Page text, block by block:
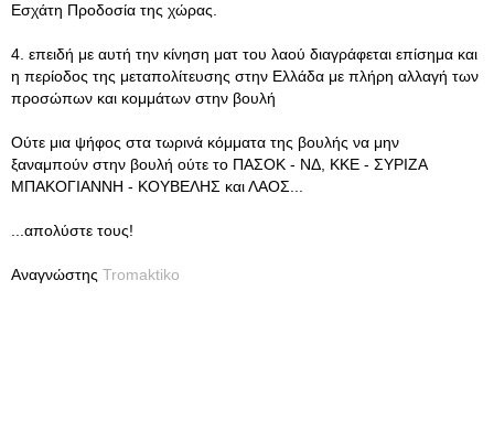
Εσχάτη Προδοσία της χώρας.
4. επειδή με αυτή την κίνηση ματ του λαού διαγράφεται επίσημα και
η περίοδος της μεταπολίτευσης στην Ελλάδα με πλήρη αλλαγή των
προσώπων και κομμάτων στην βουλή
Ούτε μια ψήφος στα τωρινά κόμματα της βουλής να μην
ξαναμπούν στην βουλή ούτε το ΠΑΣΟΚ - ΝΔ, ΚΚΕ - ΣΥΡΙΖΑ
ΜΠΑΚΟΓΙΑΝΝΗ - ΚΟΥΒΕΛΗΣ και ΛΑΟΣ...
...απολύστε τους!
Αναγνώστης Tromaktiko